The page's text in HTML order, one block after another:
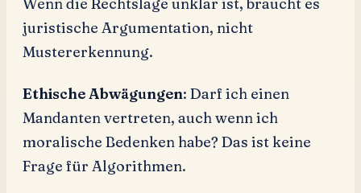
juristische Argumentation, nicht
Mustererkennung.
Ethische Abwägungen: Darf ich einen
Mandanten vertreten, auch wenn ich
moralische Bedenken habe? Das ist keine
Frage für Algorithmen.